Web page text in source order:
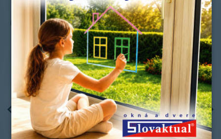
Čo o nás povedali naši zákazníci?
Michal Maják
★★★★★
pred 1 mesiacom
Oslovil som na okna + dvere viac firiem ale
prístup v Slovaktual Piešťany ma presvedčil. od
začiatku až po montáž apsolutne bez výhrad o
všetkom informovali tak isto montážnici šikovný a